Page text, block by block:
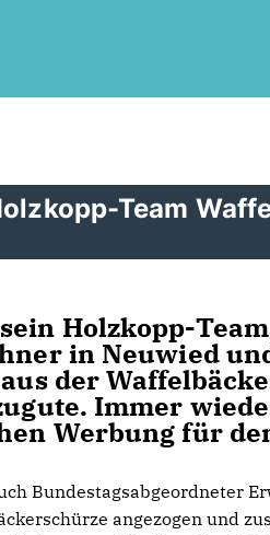
Team
Holzkopp-
in Neuwied
der
Immer
Werbung für
Bundestagsabgeordneter
angezogen und